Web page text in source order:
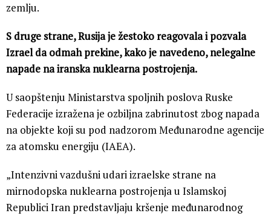
zemlju.
S druge strane, Rusija je žestoko reagovala i pozvala
Izrael da odmah prekine, kako je navedeno, nelegalne
napade na iranska nuklearna postrojenja.
U saopštenju Ministarstva spoljnih poslova Ruske
Federacije izražena je ozbiljna zabrinutost zbog napada
na objekte koji su pod nadzorom Međunarodne agencije
za atomsku energiju (IAEA).
„Intenzivni vazdušni udari izraelske strane na
mirnodopska nuklearna postrojenja u Islamskoj
Republici Iran predstavljaju kršenje međunarodnog